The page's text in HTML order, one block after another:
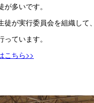
多いです。
徒が実行委員会を組織して
ています。
こちら>>